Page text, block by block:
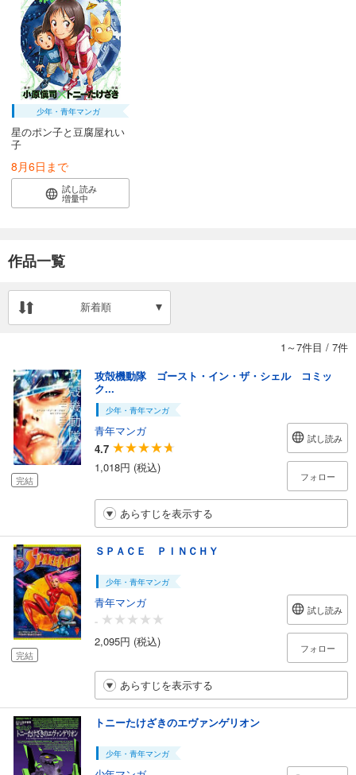
少年・青年マンガ
星のポン子と豆腐屋れい
子
8月6日まで
試し読み
増量中
作品一覧
新着順
1～7件目 / 7件
完結
攻殻機動隊 ゴースト・イン・ザ・シェル コミッ
ク...
少年・青年マンガ
青年マンガ
4.7
1,018円 (税込)
試し読み
フォロー
あらすじを表示する
完結
ＳＰＡＣＥ ＰＩＮＣＨＹ
少年・青年マンガ
青年マンガ
-
2,095円 (税込)
試し読み
フォロー
あらすじを表示する
トニーたけざきのエヴァンゲリオン
少年・青年マンガ